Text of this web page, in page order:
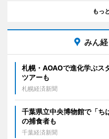
もっ
みん
札幌・AOAOで進化学ぶ
ツアーも
札幌経済新聞
千葉県立中央博物館で「
の捕食者も
千葉経済新聞